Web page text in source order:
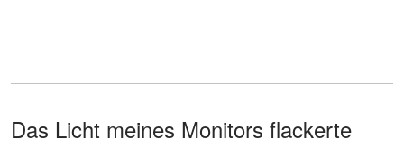
Das Licht meines Monitors flackerte